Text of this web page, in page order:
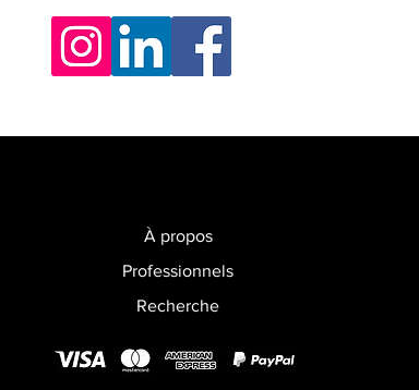
À propos
Professionnels
Recherche